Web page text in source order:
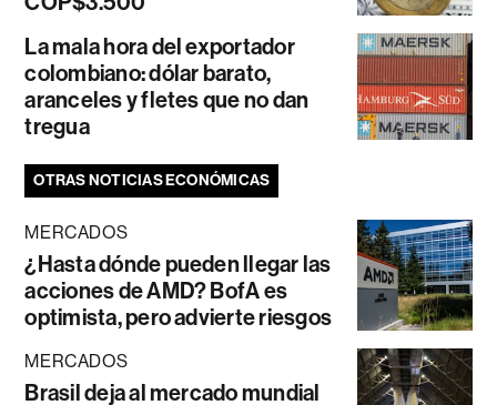
La mala hora del exportador
colombiano: dólar barato,
aranceles y fletes que no dan
tregua
OTRAS NOTICIAS ECONÓMICAS
MERCADOS
¿Hasta dónde pueden llegar las
acciones de AMD? BofA es
optimista, pero advierte riesgos
MERCADOS
Brasil deja al mercado mundial